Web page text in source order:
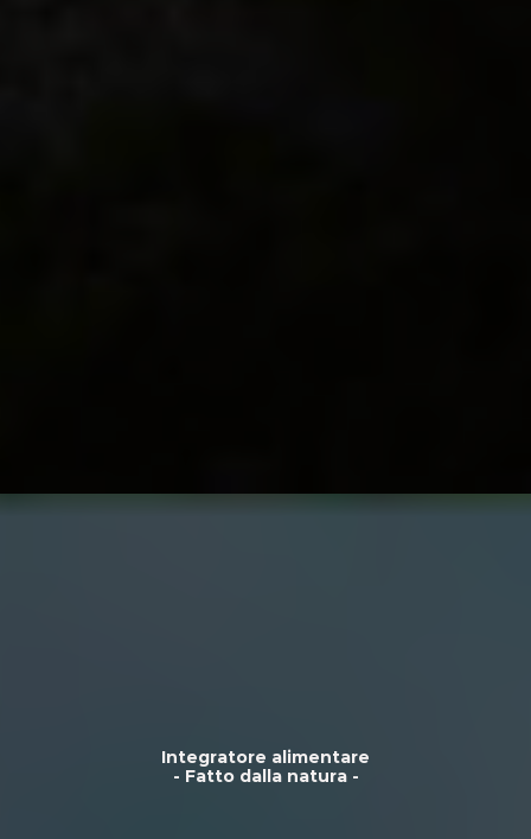
Integratore alimentare
- Fatto dalla natura -